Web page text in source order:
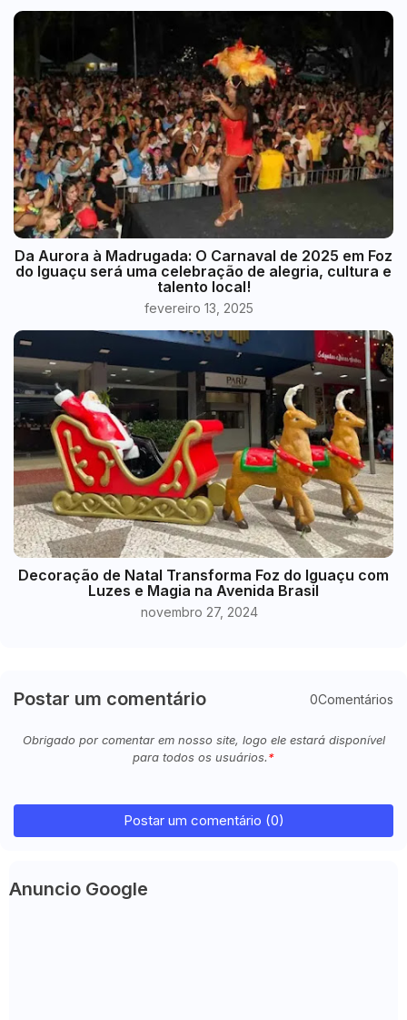
Da Aurora à Madrugada: O Carnaval de 2025 em Foz
do Iguaçu será uma celebração de alegria, cultura e
talento local!
fevereiro 13, 2025
Decoração de Natal Transforma Foz do Iguaçu com
Luzes e Magia na Avenida Brasil
novembro 27, 2024
Postar um comentário 0Comentários
Obrigado por comentar em nosso site, logo ele estará disponível
para todos os usuários.
Postar um comentário (0)
Anuncio Google